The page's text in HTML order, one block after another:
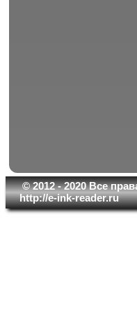
© 2012 - 2020 Все
http://e-ink-reader.ru